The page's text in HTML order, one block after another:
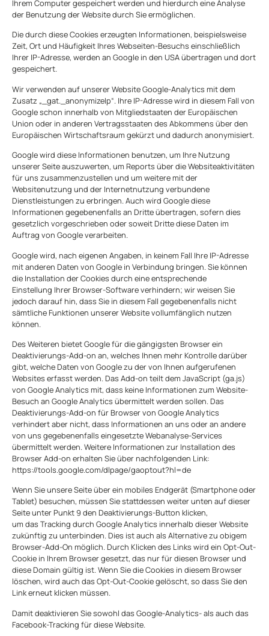
Ihrem Computer gespeichert werden und hierdurch eine Analyse
der Benutzung der Website durch Sie ermöglichen.
Die durch diese Cookies erzeugten Informationen, beispielsweise
Zeit, Ort und Häufigkeit Ihres Webseiten-Besuchs einschließlich
Ihrer IP-Adresse, werden an Google in den USA übertragen und dort
gespeichert.
Wir verwenden auf unserer Website Google-Analytics mit dem
Zusatz „_gat._anonymizeIp“. Ihre IP-Adresse wird in diesem Fall von
Google schon innerhalb von Mitgliedstaaten der Europäischen
Union oder in anderen Vertragsstaaten des Abkommens über den
Europäischen Wirtschaftsraum gekürzt und dadurch anonymisiert.
Google wird diese Informationen benutzen, um Ihre Nutzung
unserer Seite auszuwerten, um Reports über die Websiteaktivitäten
für uns zusammenzustellen und um weitere mit der
Websitenutzung und der Internetnutzung verbundene
Dienstleistungen zu erbringen. Auch wird Google diese
Informationen gegebenenfalls an Dritte übertragen, sofern dies
gesetzlich vorgeschrieben oder soweit Dritte diese Daten im
Auftrag von Google verarbeiten.
Google wird, nach eigenen Angaben, in keinem Fall Ihre IP-Adresse
mit anderen Daten von Google in Verbindung bringen. Sie können
die Installation der Cookies durch eine entsprechende
Einstellung Ihrer Browser-Software verhindern; wir weisen Sie
jedoch darauf hin, dass Sie in diesem Fall gegebenenfalls nicht
sämtliche Funktionen unserer Website vollumfänglich nutzen
können.
Des Weiteren bietet Google für die gängigsten Browser ein
Deaktivierungs-Add-on an, welches Ihnen mehr Kontrolle darüber
gibt, welche Daten von Google zu der von Ihnen aufgerufenen
Websites erfasst werden. Das Add-on teilt dem JavaScript (ga.js)
von Google Analytics mit, dass keine Informationen zum Website-
Besuch an Google Analytics übermittelt werden sollen. Das
Deaktivierungs-Add-on für Browser von Google Analytics
verhindert aber nicht, dass Informationen an uns oder an andere
von uns gegebenenfalls eingesetzte Webanalyse-Services
übermittelt werden. Weitere Informationen zur Installation des
Browser Add-on erhalten Sie über nachfolgenden Link:
https://tools.google.com/dlpage/gaoptout?hl=de
Wenn Sie unsere Seite über ein mobiles Endgerät (Smartphone oder
Tablet) besuchen, müssen Sie stattdessen weiter unten auf dieser
Seite unter Punkt 9 den Deaktivierungs-Button klicken,
um das Tracking durch Google Analytics innerhalb dieser Website
zukünftig zu unterbinden. Dies ist auch als Alternative zu obigem
Browser-Add-On möglich. Durch Klicken des Links wird ein Opt-Out-
Cookie in Ihrem Browser gesetzt, das nur für diesen Browser und
diese Domain gültig ist. Wenn Sie die Cookies in diesem Browser
löschen, wird auch das Opt-Out-Cookie gelöscht, so dass Sie den
Link erneut klicken müssen.
Damit deaktivieren Sie sowohl das Google-Analytics- als auch das
Facebook-Tracking für diese Website.